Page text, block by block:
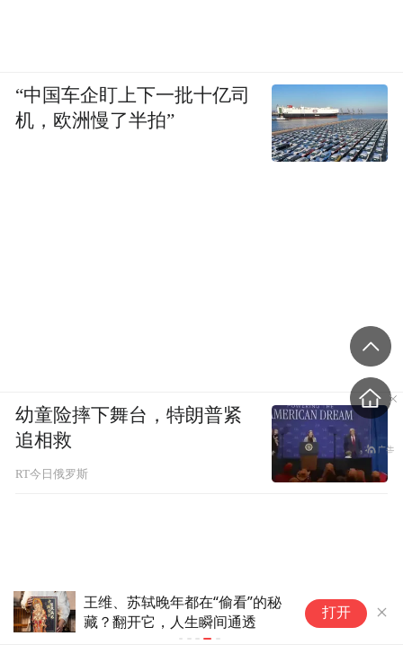
王维、苏轼晚年都在“偷看”的秘
藏？翻开它，人生瞬间通透
打开
“中国车企盯上下一批十亿司
机，欧洲慢了半拍”
幼童险摔下舞台，特朗普紧
追相救
RT今日俄罗斯